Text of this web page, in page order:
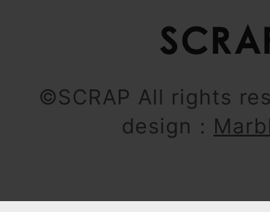
©SCRAP All rights
design：